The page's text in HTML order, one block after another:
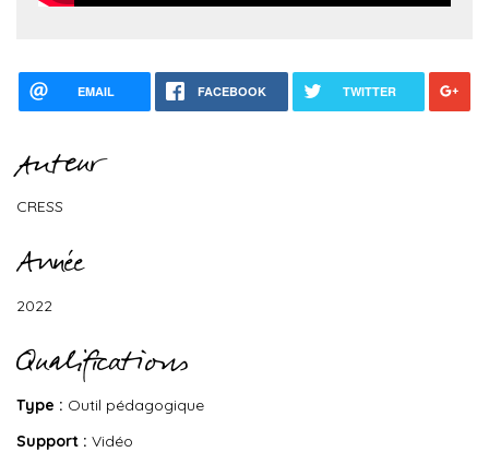
EMAIL FACEBOOK TWITTER
Auteur
CRESS
Année
2022
Qualifications
Type : Outil pédagogique
Support : Vidéo